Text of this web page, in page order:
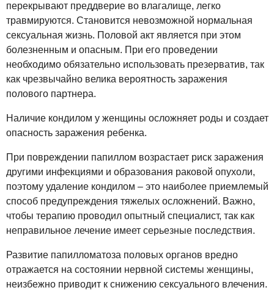
перекрывают преддверие во влагалище, легко
травмируются. Становится невозможной нормальная
сексуальная жизнь. Половой акт является при этом
болезненным и опасным. При его проведении
необходимо обязательно использовать презерватив, так
как чрезвычайно велика вероятность заражения
полового партнера.
Наличие кондилом у женщины осложняет роды и создает
опасность заражения ребенка.
При повреждении папиллом возрастает риск заражения
другими инфекциями и образования раковой опухоли,
поэтому удаление кондилом – это наиболее приемлемый
способ предупреждения тяжелых осложнений. Важно,
чтобы терапию проводил опытный специалист, так как
неправильное лечение имеет серьезные последствия.
Развитие папилломатоза половых органов вредно
отражается на состоянии нервной системы женщины,
неизбежно приводит к снижению сексуального влечения.